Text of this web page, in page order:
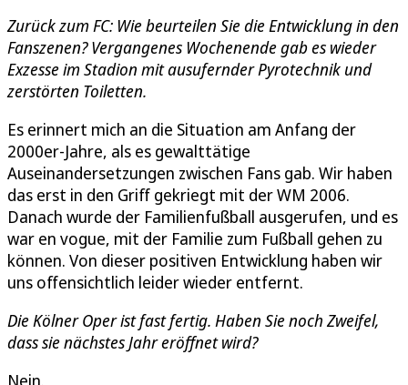
Zurück zum FC: Wie beurteilen Sie die Entwicklung in den
Fanszenen? Vergangenes Wochenende gab es wieder
Exzesse im Stadion mit ausufernder Pyrotechnik und
zerstörten Toiletten.
Es erinnert mich an die Situation am Anfang der
2000er-Jahre, als es gewalttätige
Auseinandersetzungen zwischen Fans gab. Wir haben
das erst in den Griff gekriegt mit der WM 2006.
Danach wurde der Familienfußball ausgerufen, und es
war en vogue, mit der Familie zum Fußball gehen zu
können. Von dieser positiven Entwicklung haben wir
uns offensichtlich leider wieder entfernt.
Die Kölner Oper ist fast fertig. Haben Sie noch Zweifel,
dass sie nächstes Jahr eröffnet wird?